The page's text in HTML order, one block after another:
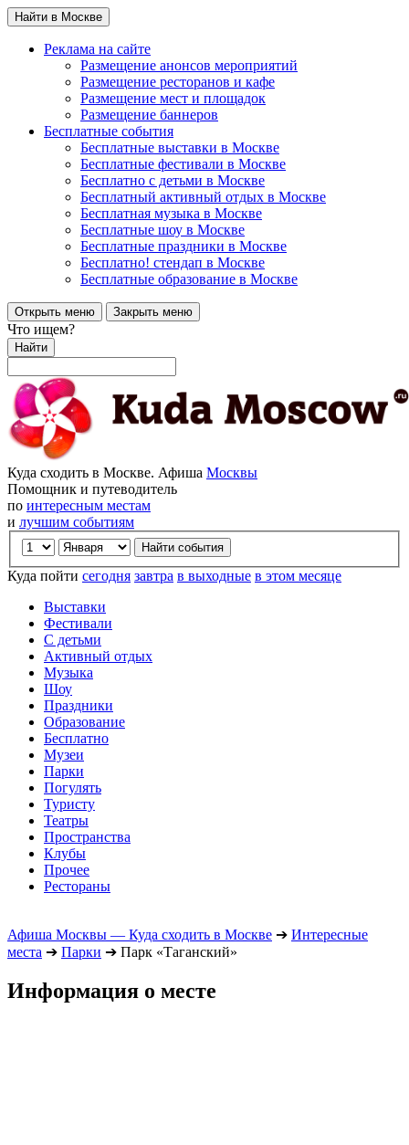
Найти в Москве
Реклама на сайте
Размещение анонсов мероприятий
Размещение ресторанов и кафе
Размещение мест и площадок
Размещение баннеров
Бесплатные события
Бесплатные выставки в Москве
Бесплатные фестивали в Москве
Бесплатно с детьми в Москве
Бесплатный активный отдых в Москве
Бесплатная музыка в Москве
Бесплатные шоу в Москве
Бесплатные праздники в Москве
Бесплатно! стендап в Москве
Бесплатные образование в Москве
Открыть меню Закрыть меню
Что ищем?
Найти
Куда сходить в Москве. Афиша Москвы
Помощник и путеводитель
по интересным местам
и лучшим событиям
Куда пойти сегодня завтра в выходные в этом месяце
Выставки
Фестивали
С детьми
Активный отдых
Музыка
Шоу
Праздники
Образование
Бесплатно
Музеи
Парки
Погулять
Туристу
Театры
Пространства
Клубы
Прочее
Рестораны
Афиша Москвы — Куда сходить в Москве ➔ Интересные
места ➔ Парки ➔ Парк «Таганский»
Информация о месте